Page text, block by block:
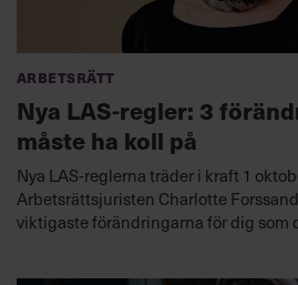
Arbetsrätt
Nya LAS-regler: 3
måste ha koll på
Nya LAS-reglerna träder i kraft 1
Arbetsrättsjuristen Charlotte
viktigaste förändringarna för dig som